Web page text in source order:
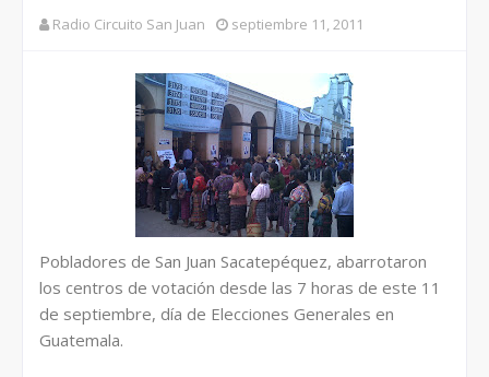
Radio Circuito San Juan septiembre 11, 2011
Pobladores de San Juan Sacatepéquez, abarrotaron
los centros de votación desde las 7 horas de este 11
de septiembre, día de Elecciones Generales en
Guatemala.